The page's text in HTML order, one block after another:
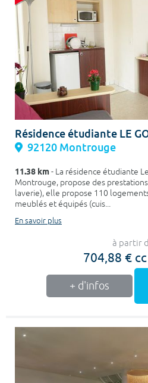
Résidence étudiante LE
92120 Montrouge
11.38 km- La résidence étudiante
Montrouge, propose des
laverie), elle propose 110
meublés et équipés (cuis...
En savoir plus
à partir
704,88 €
+ d'infos